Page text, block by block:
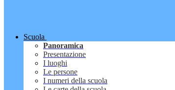
Scuola
Panoramica
Presentazione
I luoghi
Le persone
I numeri della scuola